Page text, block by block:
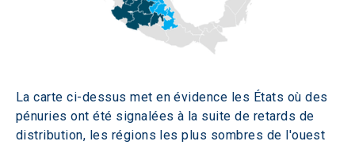
La carte ci-dessus met en évidence les États où des
pénuries ont été signalées à la suite de retards de
distribution, les régions les plus sombres de l'ouest